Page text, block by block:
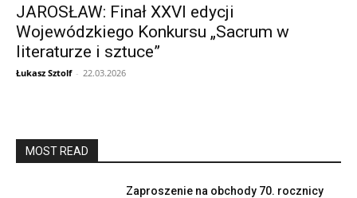
JAROSŁAW: Finał XXVI edycji
Wojewódzkiego Konkursu „Sacrum w
literaturze i sztuce”
Łukasz Sztolf - 22.03.2026
MOST READ
Zaproszenie na obchody 70. rocznicy